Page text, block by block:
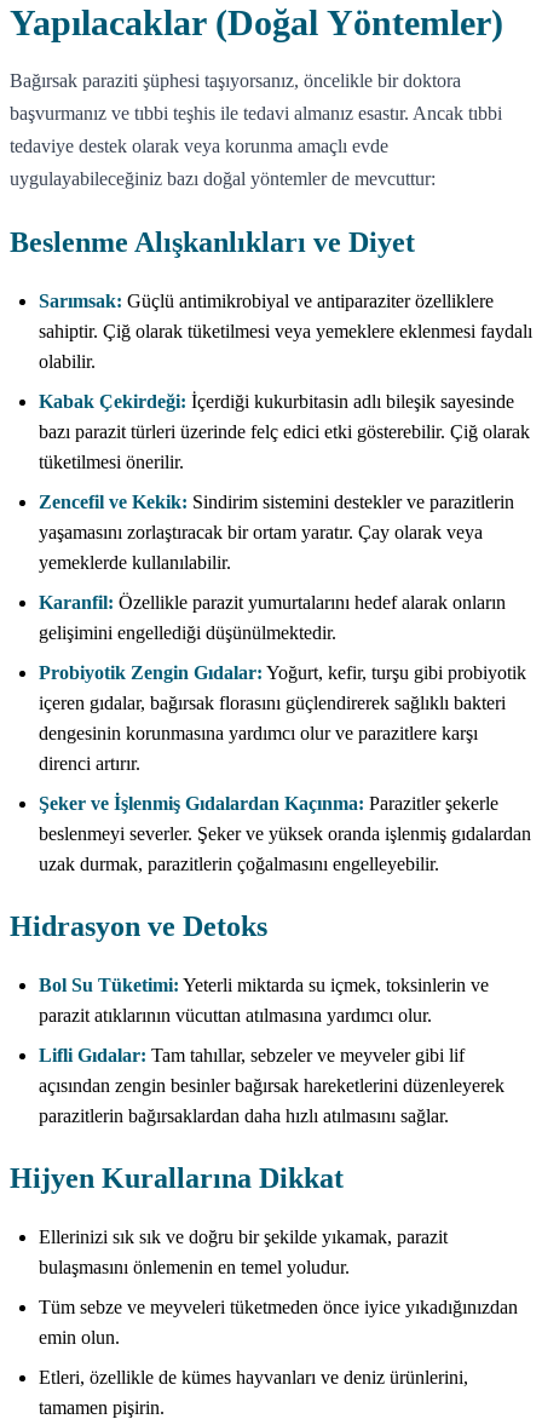
Yapılacaklar (Doğal Yöntemler)
Bağırsak paraziti şüphesi taşıyorsanız, öncelikle bir doktora
başvurmanız ve tıbbi teşhis ile tedavi almanız esastır. Ancak tıbbi
tedaviye destek olarak veya korunma amaçlı evde
uygulayabileceğiniz bazı doğal yöntemler de mevcuttur:
Beslenme Alışkanlıkları ve Diyet
Sarımsak: Güçlü antimikrobiyal ve antiparaziter özelliklere
sahiptir. Çiğ olarak tüketilmesi veya yemeklere eklenmesi faydalı
olabilir.
Kabak Çekirdeği: İçerdiği kukurbitasin adlı bileşik sayesinde
bazı parazit türleri üzerinde felç edici etki gösterebilir. Çiğ olarak
tüketilmesi önerilir.
Zencefil ve Kekik: Sindirim sistemini destekler ve parazitlerin
yaşamasını zorlaştıracak bir ortam yaratır. Çay olarak veya
yemeklerde kullanılabilir.
Karanfil: Özellikle parazit yumurtalarını hedef alarak onların
gelişimini engellediği düşünülmektedir.
Probiyotik Zengin Gıdalar: Yoğurt, kefir, turşu gibi probiyotik
içeren gıdalar, bağırsak florasını güçlendirerek sağlıklı bakteri
dengesinin korunmasına yardımcı olur ve parazitlere karşı
direnci artırır.
Şeker ve İşlenmiş Gıdalardan Kaçınma: Parazitler şekerle
beslenmeyi severler. Şeker ve yüksek oranda işlenmiş gıdalardan
uzak durmak, parazitlerin çoğalmasını engelleyebilir.
Hidrasyon ve Detoks
Bol Su Tüketimi: Yeterli miktarda su içmek, toksinlerin ve
parazit atıklarının vücuttan atılmasına yardımcı olur.
Lifli Gıdalar: Tam tahıllar, sebzeler ve meyveler gibi lif
açısından zengin besinler bağırsak hareketlerini düzenleyerek
parazitlerin bağırsaklardan daha hızlı atılmasını sağlar.
Hijyen Kurallarına Dikkat
Ellerinizi sık sık ve doğru bir şekilde yıkamak, parazit
bulaşmasını önlemenin en temel yoludur.
Tüm sebze ve meyveleri tüketmeden önce iyice yıkadığınızdan
emin olun.
Etleri, özellikle de kümes hayvanları ve deniz ürünlerini,
tamamen pişirin.